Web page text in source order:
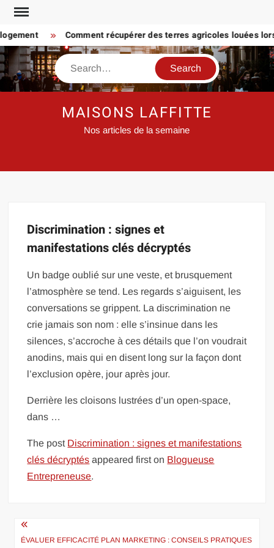
Skip
content
Comment récupérer des terres agricoles louées
Search
MAISONS LAFFITTE
Nos articles de la semaine
Discrimination : signes et
manifestations clés décryptés
Un badge oublié sur une veste, et brusquement
l’atmosphère se tend. Les regards s’aiguisent, les
conversations se grippent. La discrimination ne
crie jamais son nom : elle s’insinue dans les
silences, s’accroche à ces détails que l’on voudrait
anodins, mais qui en disent long sur la façon dont
l’exclusion opère, jour après jour.
Derrière les cloisons lustrées d’un open-space,
dans …
The post Discrimination : signes et manifestations
clés décryptés appeared first on Blogueuse
Entrepreneuse.
Navigation
ÉVALUER EFFICACITÉ PLAN MARKETING : CONSEILS PRATIQUES